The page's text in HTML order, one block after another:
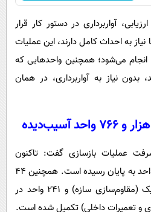
آواربرداری در دستور کار قرار
به احداث کامل دارند، این عملیات
انجام می‌شود؛ همچنین واحدهایی که
بدون نیاز به آواربرداری، در همان
عملیات بازسازی گفت: تاکنون
عملیات تعمیر ۱۸ هزار و ۷۶۶ واحد به پایان رسیده است. همچنین ۴۴
واحد در قالب تعمیرات نوع یک (مقاوم‌سازی سازه) و ۲۴۱ واحد در
و تعمیرات داخلی) تکمیل شده است.